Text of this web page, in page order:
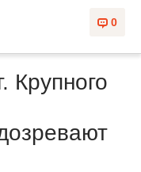
0
Крупного